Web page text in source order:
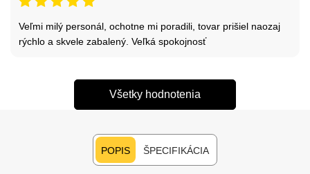
Veľmi milý personál, ochotne mi poradili, tovar prišiel naozaj
rýchlo a skvele zabalený. Veľká spokojnosť
Všetky hodnotenia
POPIS ŠPECIFIKÁCIA